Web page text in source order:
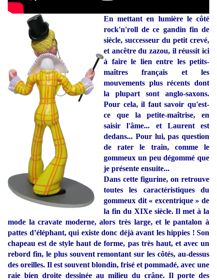
En mettant en lumière le côté
rock'n'roll de ce gandin fin de
siècle, successeur du petit crevé,
et ancêtre du zazou, il réussit ici
à faire le lien entre les petits-
maîtres français et les
mouvements plus récents dont
la plupart sont anglo-saxons.
Pour cela, il faut savoir qu'est-
ce que la petite-maîtrise, en
saisir l'âme... et Laurent est
dedans... Pour lui, pas question
de rater le train, comme le
gommeux un peu dégommé que
je présente ensuite...
Dans cette figurine, on retrouve
toutes les caractéristiques du
gommeux dit « excentrique » de
la fin du XIXe siècle. Il met à la
mode la cravate moderne, alors très large, et le pantalon à
pattes d’éléphant, qui existe donc déjà avant les hippies ! Son
chapeau est de style haut de forme, pas très haut, et avec un
rebord fin, le plus souvent remontant sur les côtés, au-dessus
des oreilles. Il est souvent blondin, frisé et pommadé, avec une
raie bien droite dessinée au milieu du crâne. Il porte des